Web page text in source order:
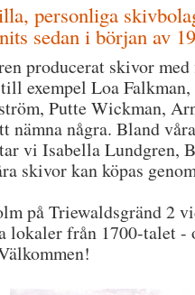
personliga
sedan i början av
producerat skivor med
exempel Loa
Putte Wickman,
några. Bland
vi Isabella Lundgren,
skivor kan köpas
på Triewaldsgränd 2
lokaler från 1700-talet -